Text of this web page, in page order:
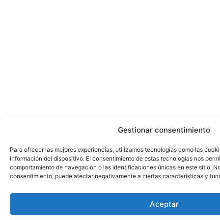
Gestionar consentimiento
Para ofrecer las mejores experiencias, utilizamos tecnologías como las
información del dispositivo. El consentimiento de estas tecnologías nos
comportamiento de navegación o las identificaciones únicas en este sitio.
consentimiento, puede afectar negativamente a ciertas características y
Aceptar